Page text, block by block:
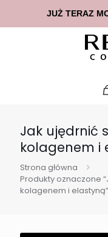
Jak ujędrnić
kolagenem i
Strona główna
Produkty oznaczone
kolagenem i elastyną”
JUŻ TERAZ